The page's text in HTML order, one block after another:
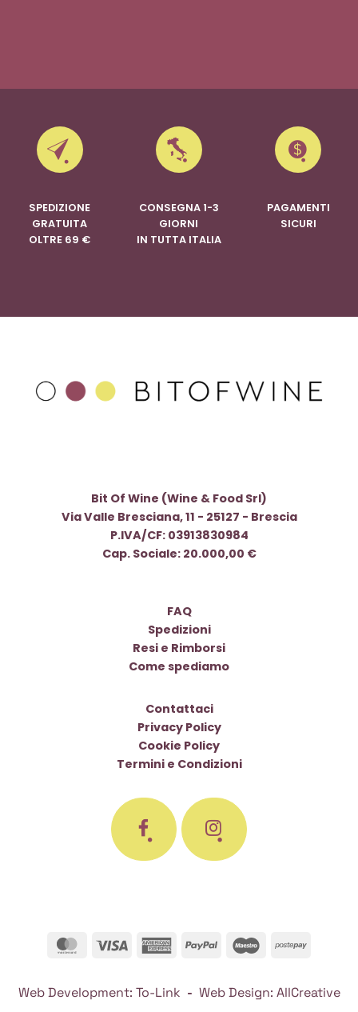
SPEDIZIONE
GRATUITA
OLTRE 69 €
CONSEGNA 1-3
GIORNI
IN TUTTA ITALIA
PAGAMENTI
SICURI
Bit Of Wine (Wine & Food Srl)
Via Valle Bresciana, 11 - 25127 - Brescia
P.IVA/CF: 03913830984
Cap. Sociale: 20.000,00 €
FAQ
Spedizioni
Resi e Rimborsi
Come spediamo
Contattaci
Privacy Policy
Cookie Policy
Termini e Condizioni
MasterCard
Visa
AmericanPayPal Maestro
Web Development: To-Link - Web Design: AllCreative